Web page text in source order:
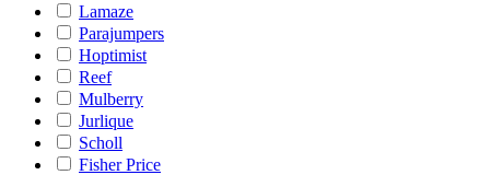
Lamaze
Parajumpers
Hoptimist
Reef
Mulberry
Jurlique
Scholl
Fisher Price